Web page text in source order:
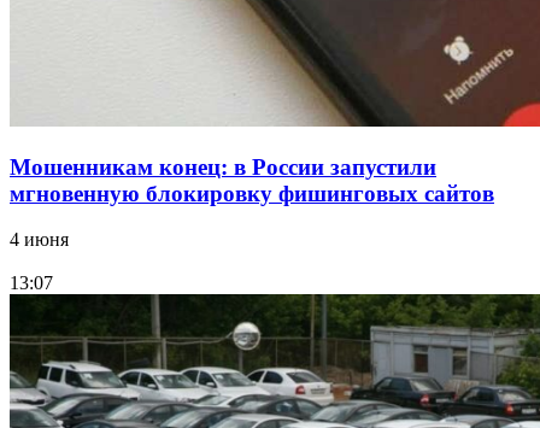
Мошенникам конец: в России запустили
мгновенную блокировку фишинговых сайтов
4 июня
13:07